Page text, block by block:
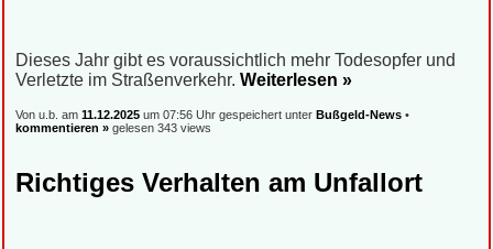
Dieses Jahr gibt es voraussichtlich mehr Todesopfer und
Verletzte im Straßenverkehr. Weiterlesen »
Von u.b. am 11.12.2025 um 07:56 Uhr gespeichert unter Bußgeld-News •
kommentieren » gelesen 343 views
Richtiges Verhalten am Unfallort